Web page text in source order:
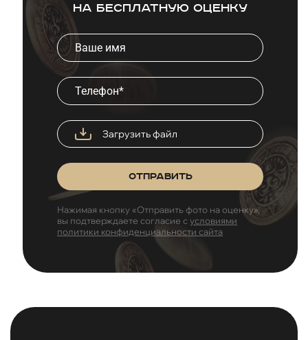
на бесплатную оценку
Загрузить файл
Отправить
Нажимая кнопку «Отправить фото на оценку»,
вы подтверждаете согласие сусловиями
политики конфиденциальности сайта